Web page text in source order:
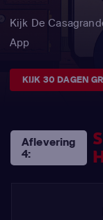
Kijk De
App
KIJK 30 DAGEN
Aflevering
4: